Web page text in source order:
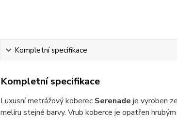
Kompletní specifikace
Kompletní specifikace
Luxusní metrážový koberec Serenade je vyroben
melíru stejné barvy. Vrub koberce je opatřen